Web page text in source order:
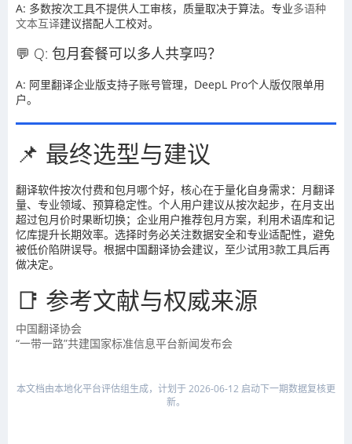
A: 多数按次工具不提供人工审核，质量取决于算法。专业多语种
文本互译建议搭配人工校对。
💬 Q: 包月套餐可以多人共享吗？
A: 阿里翻译企业版支持子账号管理，DeepL Pro个人版仅限单用
户。
📌 最终选型与建议
翻译软件按次付费和包月哪个好，核心在于量化自身需求：月翻译
量、专业领域、预算稳定性。个人用户建议从按次起步，在月支出
超过包月价时果断切换；企业用户推荐包月方案，利用术语库和记
忆库提升长期效率。选择时务必关注数据安全和专业适配性，避免
被低价陷阱误导。根据中国翻译协会建议，至少试用3款工具后再
做决定。
📑 参考文献与权威来源
中国翻译协会
“一带一路”共建国家标准信息平台新闻发布会
本文档由本地化平台评估组生成，计划于 2026-06-12 启动下一期数据复核更
新。